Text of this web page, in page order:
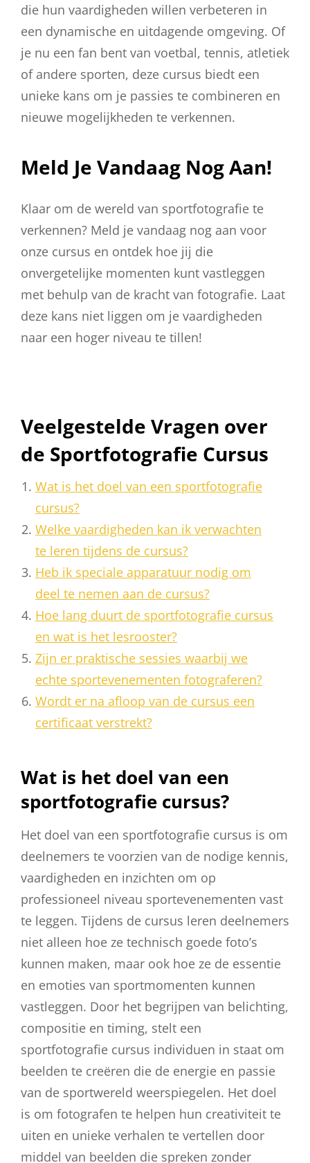
die hun vaardigheden willen verbeteren in
een dynamische en uitdagende omgeving. Of
je nu een fan bent van voetbal, tennis, atletiek
of andere sporten, deze cursus biedt een
unieke kans om je passies te combineren en
nieuwe mogelijkheden te verkennen.
Meld Je Vandaag Nog Aan!
Klaar om de wereld van sportfotografie te
verkennen? Meld je vandaag nog aan voor
onze cursus en ontdek hoe jij die
onvergetelijke momenten kunt vastleggen
met behulp van de kracht van fotografie. Laat
deze kans niet liggen om je vaardigheden
naar een hoger niveau te tillen!
Veelgestelde Vragen over
de Sportfotografie Cursus
Wat is het doel van een sportfotografie
cursus?
Welke vaardigheden kan ik verwachten
te leren tijdens de cursus?
Heb ik speciale apparatuur nodig om
deel te nemen aan de cursus?
Hoe lang duurt de sportfotografie cursus
en wat is het lesrooster?
Zijn er praktische sessies waarbij we
echte sportevenementen fotograferen?
Wordt er na afloop van de cursus een
certificaat verstrekt?
Wat is het doel van een
sportfotografie cursus?
Het doel van een sportfotografie cursus is om
deelnemers te voorzien van de nodige kennis,
vaardigheden en inzichten om op
professioneel niveau sportevenementen vast
te leggen. Tijdens de cursus leren deelnemers
niet alleen hoe ze technisch goede foto’s
kunnen maken, maar ook hoe ze de essentie
en emoties van sportmomenten kunnen
vastleggen. Door het begrijpen van belichting,
compositie en timing, stelt een
sportfotografie cursus individuen in staat om
beelden te creëren die de energie en passie
van de sportwereld weerspiegelen. Het doel
is om fotografen te helpen hun creativiteit te
uiten en unieke verhalen te vertellen door
middel van beelden die spreken zonder